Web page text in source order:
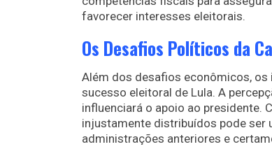
favorecer interesses eleitorais.
Os Desafios Políticos da
Além dos desafios econômicos,
sucesso eleitoral de Lula. A
influenciará o apoio ao presidente.
injustamente distribuídos pode ser
administrações anteriores e